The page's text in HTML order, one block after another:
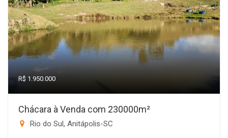
R$ 1.950.000
Chácara à Venda com 230000m²
Rio do Sul, Anitápolis-SC